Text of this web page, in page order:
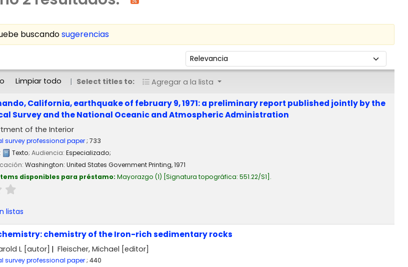
buscandosugerencias
Ordenar por:
Limpiar todo Select titles to: Agregar a la lista
California, earthquake of february 9, 1971: a preliminary report published jointly by the
Survey and the National Oceanic and Atmospheric Administration
of the Interior
survey professional paper; 733
Texto; Audiencia: Especializado;
Washington: United States Government Printing,1971
disponibles para préstamo: Mayorazgo (1) Signatura topográfica: 551.22/S1 .
listas
chemistry of the Iron-rich sedimentary rocks
L [autor] Fleischer, Michael [editor]
survey professional paper; 440